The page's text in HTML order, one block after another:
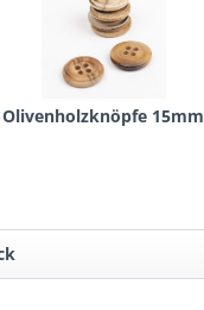
Olivenholzknöpfe 15mm